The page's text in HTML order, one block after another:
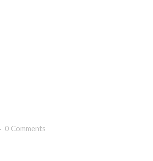
0 Comments